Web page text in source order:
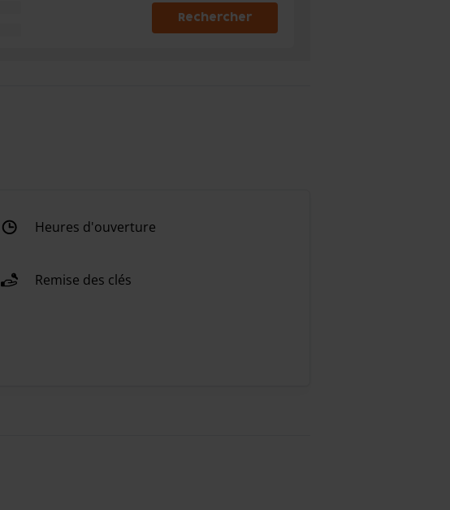
Rechercher
Heures d'ouverture
Remise des clés